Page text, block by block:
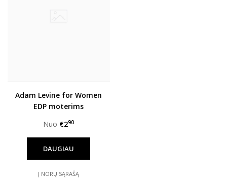
Adam Levine for Women
EDP moterims
Nuo €290
DAUGIAU
Į NORŲ SĄRAŠĄ